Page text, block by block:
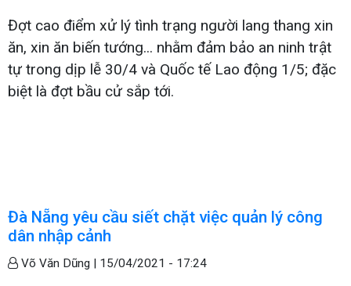
Đợt cao điểm xử lý tình trạng người lang thang xin
ăn, xin ăn biến tướng... nhằm đảm bảo an ninh trật
tự trong dịp lễ 30/4 và Quốc tế Lao động 1/5; đặc
biệt là đợt bầu cử sắp tới.
Đà Nẵng yêu cầu siết chặt việc quản lý công
dân nhập cảnh
Võ Văn Dũng | 15/04/2021 - 17:24